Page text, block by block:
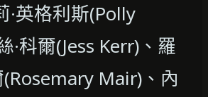
英格利斯(Polly
·科爾(Jess Kerr)、羅
(Rosemary Mair)、內